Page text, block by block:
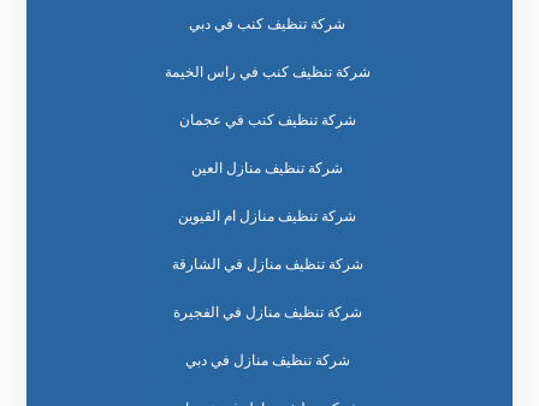
شركة تنظيف كنب في دبي
شركة تنظيف كنب في راس الخيمة
شركة تنظيف كنب في عجمان
شركة تنظيف منازل العين
شركة تنظيف منازل ام القيوين
شركة تنظيف منازل في الشارقة
شركة تنظيف منازل في الفجيرة
شركة تنظيف منازل في دبي